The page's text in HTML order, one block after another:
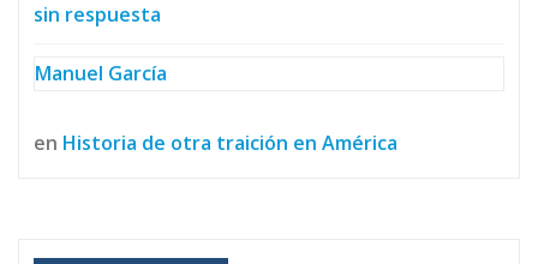
sin respuesta
Manuel García
en Historia de otra traición en América